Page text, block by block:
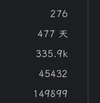
276
477 天
335.9k
45432
149899